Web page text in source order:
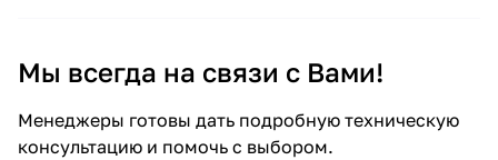
Мы всегда на связи с Вами!
Менеджеры готовы дать подробную техническую
консультацию и помочь с выбором.